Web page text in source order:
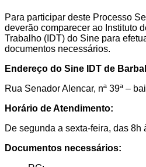
Para participar deste Processo
deverão comparecer ao Instituto
Trabalho (IDT) do Sine para
documentos necessários.
Endereço do Sine IDT de
Rua Senador Alencar, nª 39ª –
Horário de Atendimento:
De segunda a sexta-feira, das 8h
Documentos necessários: